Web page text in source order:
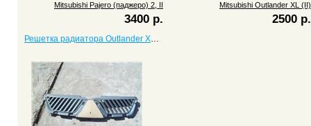
Mitsubishi Pajero (паджеро) 2, II
3400 р.
Mitsubishi Outlander XL (II)
2500 р.
Решетка радиатора Outlander XL (II)